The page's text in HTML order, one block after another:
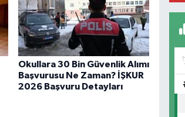
Okullara 30 Bin Güvenlik Alımı
Başvurusu Ne Zaman? İŞKUR
2026 Başvuru Detayları